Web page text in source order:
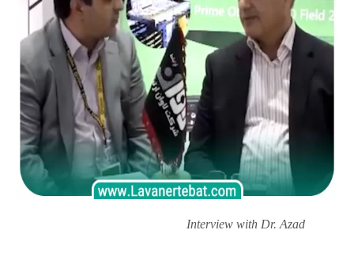
Interview with Dr. Azad